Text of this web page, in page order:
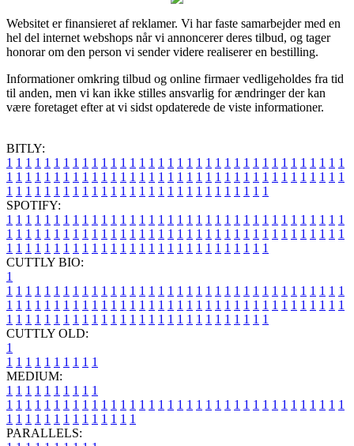
Websitet er finansieret af reklamer. Vi har faste samarbejder med en
hel del internet webshops når vi annoncerer deres tilbud, og tager
honorar om den person vi sender videre realiserer en bestilling.
Informationer omkring tilbud og online firmaer vedligeholdes fra tid
til anden, men vi kan ikke stilles ansvarlig for ændringer der kan
være foretaget efter at vi sidst opdaterede de viste informationer.
BITLY:
1 1 1 1 1 1 1 1 1 1 1 1 1 1 1 1 1 1 1 1 1 1 1 1 1 1 1 1 1 1 1 1 1 1 1 1
1 1 1 1 1 1 1 1 1 1 1 1 1 1 1 1 1 1 1 1 1 1 1 1 1 1 1 1 1 1 1 1 1 1 1 1
1 1 1 1 1 1 1 1 1 1 1 1 1 1 1 1 1 1 1 1 1 1 1 1 1 1 1 1
SPOTIFY:
1 1 1 1 1 1 1 1 1 1 1 1 1 1 1 1 1 1 1 1 1 1 1 1 1 1 1 1 1 1 1 1 1 1 1 1
1 1 1 1 1 1 1 1 1 1 1 1 1 1 1 1 1 1 1 1 1 1 1 1 1 1 1 1 1 1 1 1 1 1 1 1
1 1 1 1 1 1 1 1 1 1 1 1 1 1 1 1 1 1 1 1 1 1 1 1 1 1 1 1
CUTTLY BIO:
1
1 1 1 1 1 1 1 1 1 1 1 1 1 1 1 1 1 1 1 1 1 1 1 1 1 1 1 1 1 1 1 1 1 1 1 1
1 1 1 1 1 1 1 1 1 1 1 1 1 1 1 1 1 1 1 1 1 1 1 1 1 1 1 1 1 1 1 1 1 1 1 1
1 1 1 1 1 1 1 1 1 1 1 1 1 1 1 1 1 1 1 1 1 1 1 1 1 1 1 1
CUTTLY OLD:
1
1 1 1 1 1 1 1 1 1 1
MEDIUM:
1 1 1 1 1 1 1 1 1 1
1 1 1 1 1 1 1 1 1 1 1 1 1 1 1 1 1 1 1 1 1 1 1 1 1 1 1 1 1 1 1 1 1 1 1 1
1 1 1 1 1 1 1 1 1 1 1 1 1 1
PARALLELS: